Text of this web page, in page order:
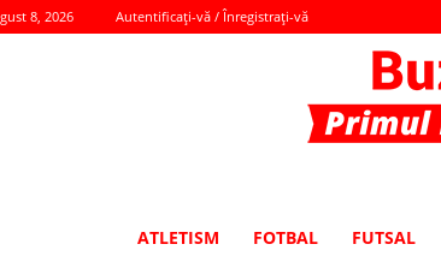
8, 2026 Autentificați-vă / Înregistrați-vă
ATLETISM FOTBAL FUTSAL